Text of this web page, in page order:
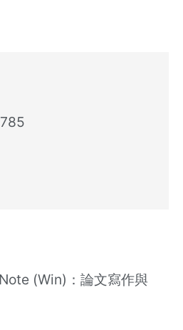
(Win)：論文寫作與